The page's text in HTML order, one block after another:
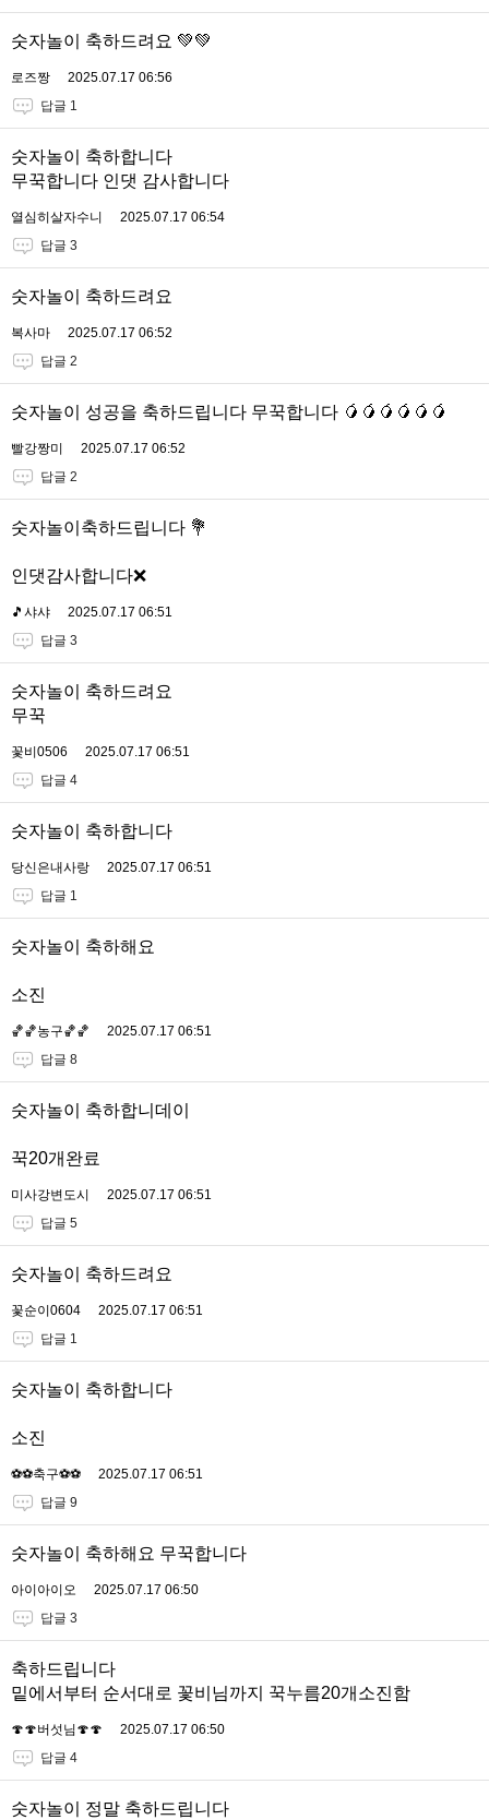
숫자놀이 축하드려요 💚💚
로즈짱
2025.07.17 06:56
답글 1
숫자놀이 축하합니다
무꾹합니다 인댓 감사합니다
열심히살자수니
2025.07.17 06:54
답글 3
숫자놀이 축하드려요
복사마
2025.07.17 06:52
답글 2
숫자놀이 성공을 축하드립니다 무꾹합니다 🥭🥭🥭🥭🥭🥭
빨강짱미
2025.07.17 06:52
답글 2
숫자놀이축하드립니다 💐
인댓감사합니다❌
🎵샤샤
2025.07.17 06:51
답글 3
숫자놀이 축하드려요
무꾹
꽃비0506
2025.07.17 06:51
답글 4
숫자놀이 축하합니다
당신은내사랑
2025.07.17 06:51
답글 1
숫자놀이 축하해요
소진
🏀🏀농구🏀🏀
2025.07.17 06:51
답글 8
숫자놀이 축하합니데이
꾹20개완료
미사강변도시
2025.07.17 06:51
답글 5
숫자놀이 축하드려요
꽃순이0604
2025.07.17 06:51
답글 1
숫자놀이 축하합니다
소진
⚽️⚽️축구⚽️⚽️
2025.07.17 06:51
답글 9
숫자놀이 축하해요 무꾹합니다
아이아이오
2025.07.17 06:50
답글 3
축하드립니다
밑에서부터 순서대로 꽃비님까지 꾹누름20개소진함
🍄🍄버섯님🍄🍄
2025.07.17 06:50
답글 4
숫자놀이 정말 축하드립니다